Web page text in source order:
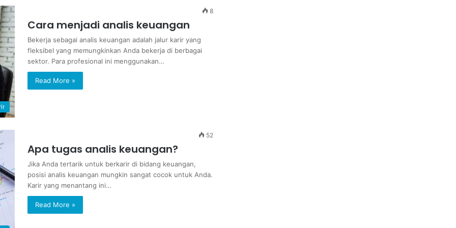
8
Cara menjadi analis keuangan
Bekerja sebagai analis keuangan adalah jalur karir yang
fleksibel yang memungkinkan Anda bekerja di berbagai
sektor. Para profesional ini menggunakan…
Read More »
52
Apa tugas analis keuangan?
Jika Anda tertarik untuk berkarir di bidang keuangan,
posisi analis keuangan mungkin sangat cocok untuk Anda.
Karir yang menantang ini…
Read More »